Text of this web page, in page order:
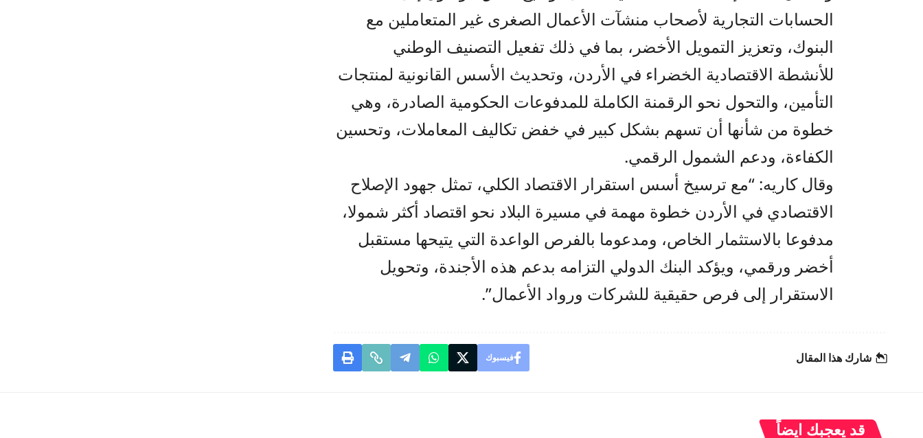
الحسابات التجارية لأصحاب منشآت الأعمال الصغرى غير المتعاملين مع
البنوك، وتعزيز التمويل الأخضر، بما في ذلك تفعيل التصنيف الوطني
للأنشطة الاقتصادية الخضراء في الأردن، وتحديث الأسس القانونية لمنتجات
التأمين، والتحول نحو الرقمنة الكاملة للمدفوعات الحكومية الصادرة، وهي
خطوة من شأنها أن تسهم بشكل كبير في خفض تكاليف المعاملات، وتحسين
الكفاءة، ودعم الشمول الرقمي.
وقال كاريه: “مع ترسيخ أسس استقرار الاقتصاد الكلي، تمثل جهود الإصلاح
الاقتصادي في الأردن خطوة مهمة في مسيرة البلاد نحو اقتصاد أكثر شمولا،
مدفوعا بالاستثمار الخاص، ومدعوما بالفرص الواعدة التي يتيحها مستقبل
أخضر ورقمي، ويؤكد البنك الدولي التزامه بدعم هذه الأجندة، وتحويل
الاستقرار إلى فرص حقيقية للشركات ورواد الأعمال”.
شارك هذا المقال فيسبوك
قد يعجبك ايضاً